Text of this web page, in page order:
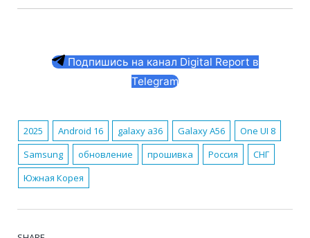
Подпишись на канал Digital Report в
Telegram
2025 Android 16 galaxy a36 Galaxy A56
One UI 8
Samsung
обновление прошивка Россия
СНГ
Южная Корея